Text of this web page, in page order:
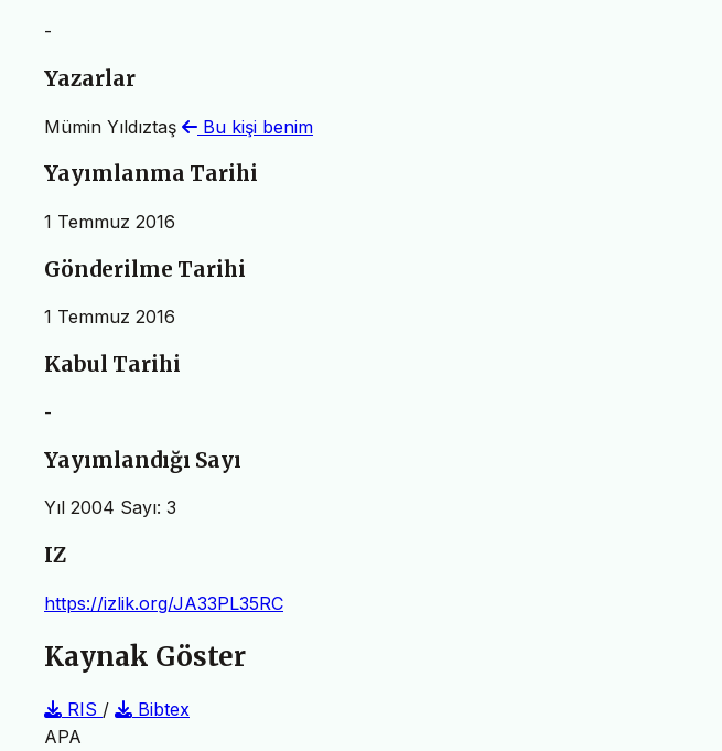
-
Yazarlar
Mümin Yıldıztaş Bu kişi benim
Yayımlanma Tarihi
1 Temmuz 2016
Gönderilme Tarihi
1 Temmuz 2016
Kabul Tarihi
-
Yayımlandığı Sayı
Yıl 2004 Sayı: 3
IZ
https://izlik.org/JA33PL35RC
Kaynak Göster
RIS /
Bibtex
APA